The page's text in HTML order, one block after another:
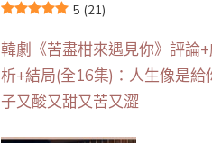
5 (21)
韓劇《苦盡柑來遇見你》評論
析+結局(全16集)：人生像是給
子又酸又甜又苦又澀